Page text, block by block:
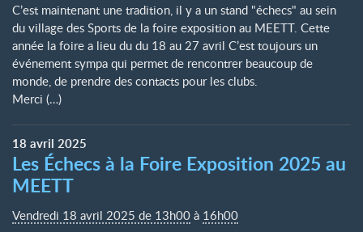
C’est maintenant une tradition, il y a un stand "échecs" au sein
du village des Sports de la foire exposition au MEETT. Cette
année la foire a lieu du du 18 au 27 avril C’est toujours un
événement sympa qui permet de rencontrer beaucoup de
monde, de prendre des contacts pour les clubs.
Merci (…)
18 avril 2025
Les Échecs à la Foire Exposition 2025 au
MEETT
Vendredi 18 avril 2025 de 13h00 à 16h00